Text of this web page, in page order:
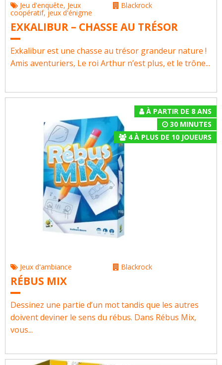
Jeu d'enquête, Jeux
coopératif,jeux d'énigme
Blackrock
EXKALIBUR – CHASSE AU TRÉSOR
Exkalibur est une chasse au trésor grandeur nature !
Amis aventuriers, Le roi Arthur n’est plus, et le trône...
À PARTIR DE 8 ANS
30 MINUTES
4À PLUS DE 10JOUEURS
Jeux d'ambiance Blackrock
RÉBUS MIX
Dessinez une partie d’un mot tandis que les autres
doivent deviner le sens du rébus. Dans Rébus Mix,
vous...